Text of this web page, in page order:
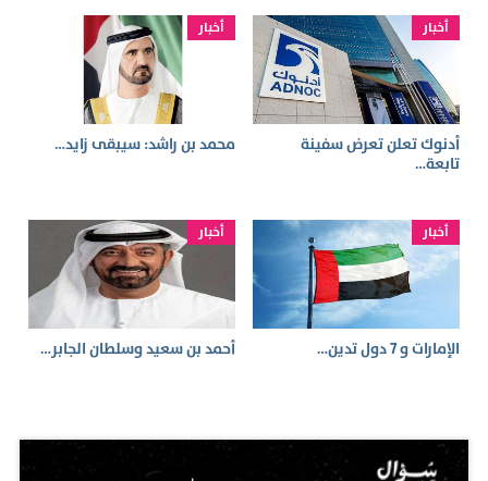
أخبار
أدنوك تعلن تعرض سفينة
تابعة…
أخبار
محمد بن راشد: سيبقى زايد…
أخبار
الإمارات و 7 دول تدين…
أخبار
أحمد بن سعيد وسلطان الجابر…